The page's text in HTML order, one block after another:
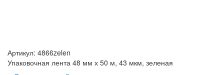
Артикул: 4866zelen
Упаковочная лента 48 мм х 50 м, 43 мкм, зеленая